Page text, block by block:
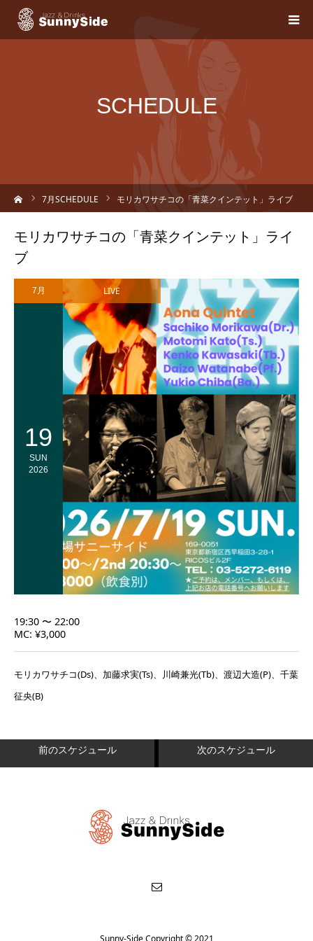
SCHEDULE
7月SCHEDULE モリカワサチコの「青菜クインテット」ライブ
モリカワサチコの「青菜クインテット」ライ
ブ
7月
19
SUN
2026
LIVE
19:30 〜 22:00
MC: ¥3,000
モリカワサチコ(Ds)、加藤求実(Ts)、川崎兼光(Tb)、渡辺大造(P)、千葉
征央(B)
前のスケジュール 次のスケジュール
Sunny-Side Copyright © 2021